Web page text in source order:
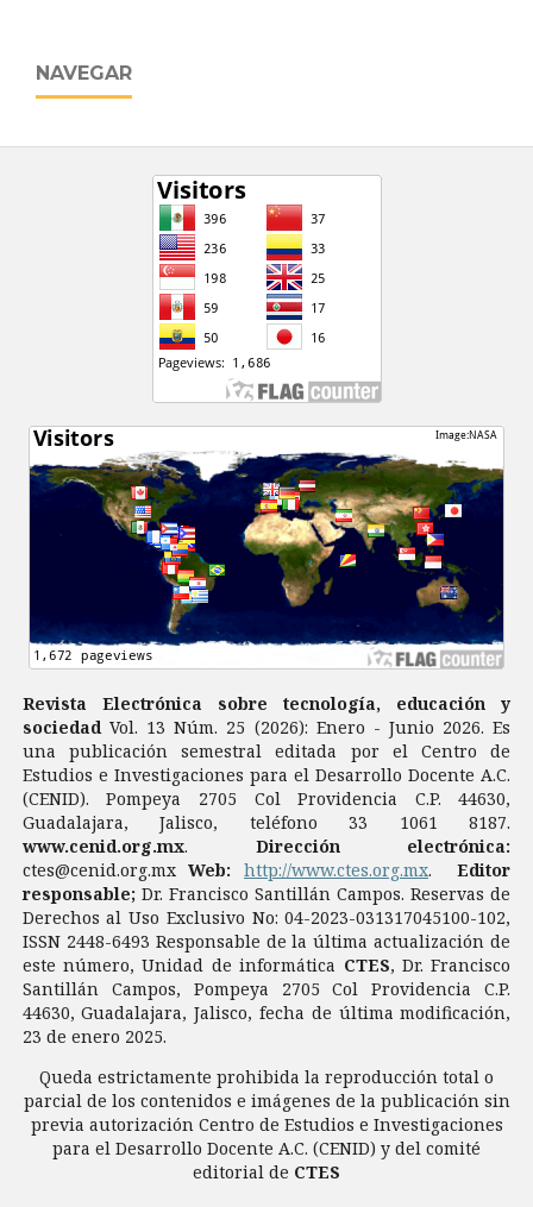
NAVEGAR
Revista Electrónica sobre tecnología, educación y
sociedad Vol. 13 Núm. 25 (2026): Enero - Junio 2026. Es
una publicación semestral editada por el Centro de
Estudios e Investigaciones para el Desarrollo Docente A.C.
(CENID). Pompeya 2705 Col Providencia C.P. 44630,
Guadalajara, Jalisco, teléfono 33 1061 8187.
www.cenid.org.mx. Dirección electrónica:
ctes@cenid.org.mxWeb: http://www.ctes.org.mx. Editor
responsable; Dr. Francisco Santillán Campos. Reservas de
Derechos al Uso Exclusivo No: 04-2023-031317045100-102,
ISSN 2448-6493 Responsable de la última actualización de
este número, Unidad de informática CTES, Dr. Francisco
Santillán Campos, Pompeya 2705 Col Providencia C.P.
44630, Guadalajara, Jalisco, fecha de última modificación,
23 de enero 2025.
Queda estrictamente prohibida la reproducción total o
parcial de los contenidos e imágenes de la publicación sin
previa autorización Centro de Estudios e Investigaciones
para el Desarrollo Docente A.C. (CENID) y del comité
editorial de CTES